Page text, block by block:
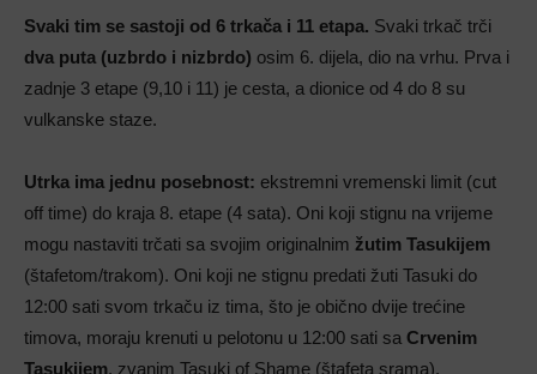
Svaki tim se sastoji od 6 trkača i 11 etapa. Svaki trkač trči
dva puta (uzbrdo i nizbrdo) osim 6. dijela, dio na vrhu. Prva i
zadnje 3 etape (9,10 i 11) je cesta, a dionice od 4 do 8 su
vulkanske staze.
Utrka ima jednu posebnost: ekstremni vremenski limit (cut
off time) do kraja 8. etape (4 sata). Oni koji stignu na vrijeme
mogu nastaviti trčati sa svojim originalnim žutim Tasukijem
(štafetom/trakom). Oni koji ne stignu predati žuti Tasuki do
12:00 sati svom trkaču iz tima, što je obično dvije trećine
timova, moraju krenuti u pelotonu u 12:00 sati sa Crvenim
Tasukijem, zvanim Tasuki of Shame (štafeta srama).